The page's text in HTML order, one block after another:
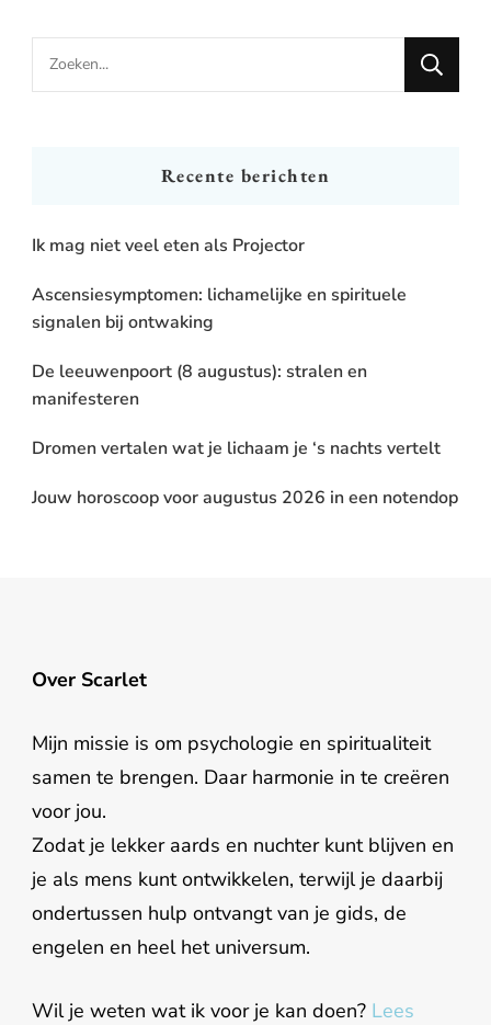
Looking
for
Recente berichten
Ik mag niet veel eten als Projector
Ascensiesymptomen: lichamelijke en spirituele
signalen bij ontwaking
De leeuwenpoort (8 augustus): stralen en
manifesteren
Dromen vertalen wat je lichaam je ‘s nachts vertelt
Jouw horoscoop voor augustus 2026 in een notendop
Over Scarlet
Mijn missie is om psychologie en spiritualiteit
samen te brengen. Daar harmonie in te creëren
voor jou.
Zodat je lekker aards en nuchter kunt blijven en
je als mens kunt ontwikkelen, terwijl je daarbij
ondertussen hulp ontvangt van je gids, de
engelen en heel het universum.
Wil je weten wat ik voor je kan doen? Lees